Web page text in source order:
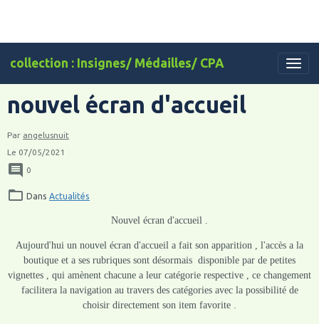
collection : Insignes/ Médailles/ CPA
nouvel écran d'accueil
Par angelusnuit
Le 07/05/2021
0
Dans Actualités
Nouvel écran d'accueil .
Aujourd'hui un nouvel écran d'accueil a fait son apparition , l'accès a la
boutique et a ses rubriques sont désormais disponible par de petites
vignettes , qui amènent chacune a leur catégorie respective , ce changement
facilitera la navigation au travers des catégories avec la possibilité de
choisir directement son item favorite .